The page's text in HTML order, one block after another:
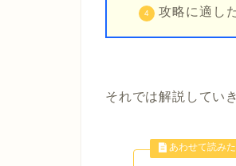
攻略に適し
それでは解説してい